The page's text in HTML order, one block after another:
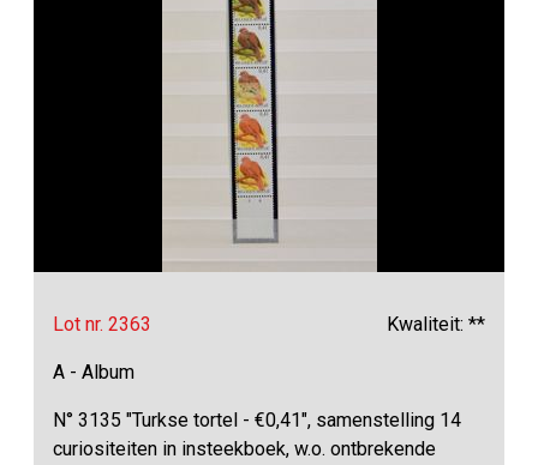
Lot nr. 2363 Kwaliteit: **
A - Album
N° 3135 "Turkse tortel - €0,41", samenstelling 14
curiositeiten in insteekboek, w.o. ontbrekende